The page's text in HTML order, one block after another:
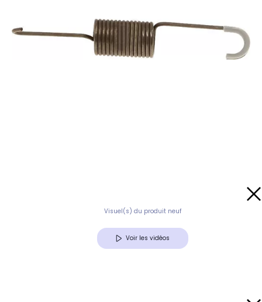
Visuel(s) du produit neuf
Voir les vidéos